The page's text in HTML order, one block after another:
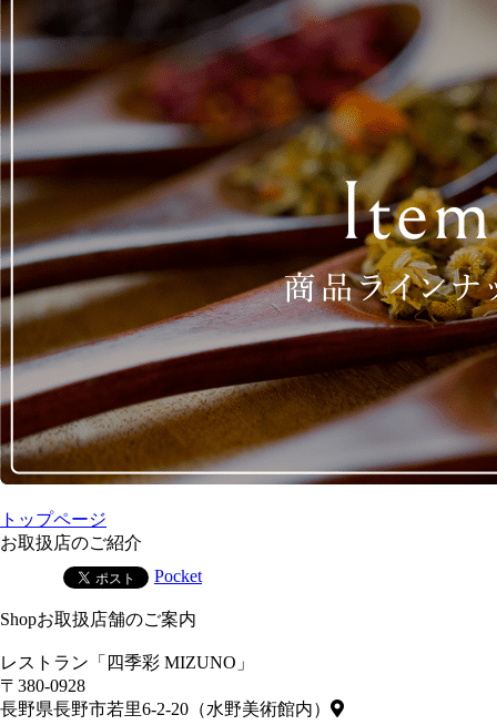
トップページ
お取扱店のご紹介
Pocket
Shopお取扱店舗のご案内
レストラン「四季彩 MIZUNO」
〒380-0928
長野県長野市若里6-2-20（水野美術館内）